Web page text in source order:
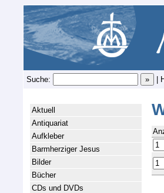
Suche:
Aktuell
Antiquariat
Aufkleber
Barmherziger Jesus
Bilder
Bücher
CDs und DVDs